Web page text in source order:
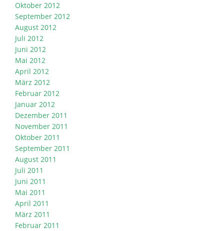
Oktober 2012
September 2012
August 2012
Juli 2012
Juni 2012
Mai 2012
April 2012
März 2012
Februar 2012
Januar 2012
Dezember 2011
November 2011
Oktober 2011
September 2011
August 2011
Juli 2011
Juni 2011
Mai 2011
April 2011
März 2011
Februar 2011